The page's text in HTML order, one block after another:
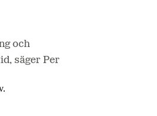
och
säger Per